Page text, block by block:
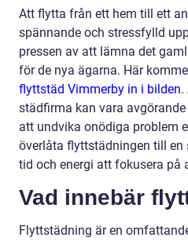
Att flytta från ett hem till ett
spännande och stressfylld
pressen av att lämna det
för de nya ägarna. Här
flyttstäd Vimmerby in i bilden.
städfirma kan vara
att undvika onödiga problem
överlåta flyttstädningen till en
tid och energi att fokusera på
Vad innebär
Flyttstädning är en